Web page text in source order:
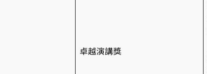
卓越演講獎